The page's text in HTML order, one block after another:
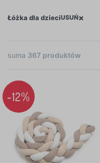
FILTRY
Wymiar łóżka
Łóżka dla dzieciUSUŃ×
suma 367 produktów
-12%